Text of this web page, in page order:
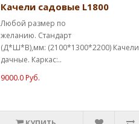
Качели садовые L1800
Любой размер по
желанию. Стандарт
(Д*Ш*В),мм: (2100*1300*2200) Качели
дачные. Каркас:..
9000.0 Руб.